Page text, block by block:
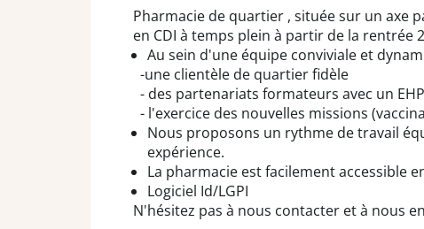
Pharmacie de quartier , située sur un axe
en CDI à temps plein à partir de la rentrée
Au sein d'une équipe conviviale et
-une clientèle de quartier fidèle
- des partenariats formateurs avec un
- l'exercice des nouvelles missions
Nous proposons un rythme de travail
expérience.
La pharmacie est facilement accessible
Logiciel Id/LGPI
N'hésitez pas à nous contacter et à nous